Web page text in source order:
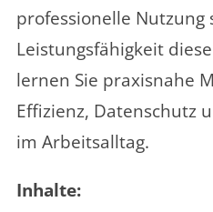
professionelle Nutzung
Leistungsfähigkeit
lernen Sie praxisnahe
Effizienz, Datenschutz
im Arbeitsalltag.
Inhalte: